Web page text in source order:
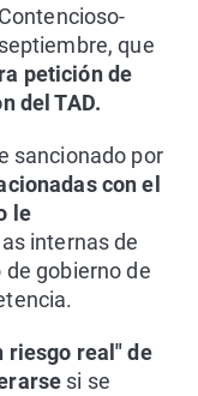
que
petición de
del TAD.
sancionado por
con el
le
internas de
gobierno de
riesgo real" de
si se